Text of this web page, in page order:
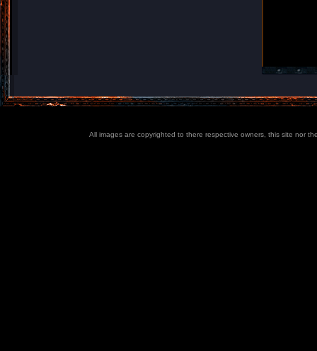
All images are copyrighted to there respective owners, this site nor